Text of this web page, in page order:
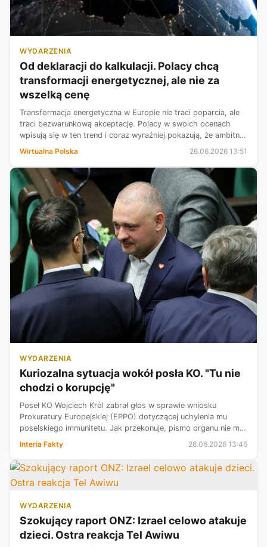
WYDARZENIA
Od deklaracji do kalkulacji. Polacy chcą
transformacji energetycznej, ale nie za
wszelką cenę
Transformacja energetyczna w Europie nie traci poparcia, ale
traci bezwarunkową akceptację. Polacy w swoich ocenach
wpisują się w ten trend i coraz wyraźniej pokazują, że ambitne
energetycznym i pr...
Wirtualna Polska 26.06.2026 13:51
WYDARZENIA
Kuriozalna sytuacja wokół posła KO. "Tu nie
chodzi o korupcję"
Poseł KO Wojciech Król zabrał głos w sprawie wniosku
Prokuratury Europejskiej (EPPO) dotyczącej uchylenia mu
poselskiego immunitetu. Jak przekonuje, pismo organu nie ma
donosiły media. - Wizy...
Interia Fakty 26.06.2026 13:46
WYDARZENIA
Szokujący raport ONZ: Izrael celowo atakuje
dzieci. Ostra reakcja Tel Awiwu